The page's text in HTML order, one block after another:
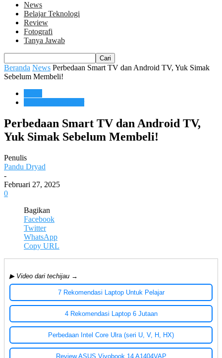
News
Belajar Teknologi
Review
Fotografi
Tanya Jawab
Beranda News Perbedaan Smart TV dan Android TV, Yuk Simak
Sebelum Membeli!
Perbedaan Smart TV dan Android TV,
Yuk Simak Sebelum Membeli!
Penulis
Pandu Dryad
-
Februari 27, 2025
0
Bagikan
Facebook
Twitter
WhatsApp
Copy URL
▶ Video dari techijau →
7 Rekomendasi Laptop Untuk Pelajar
4 Rekomendasi Laptop 6 Jutaan
Perbedaan Intel Core Ulra (seri U, V, H, HX)
Review ASUS Vivobook 14 A1404VAP